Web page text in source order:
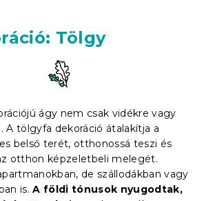
Tölgy
ágy nem csak vidékre vagy
A tölgyfa dekoráció átalakítja a
belső terét, otthonossá teszi és
otthon képzeletbeli melegét.
de szállodákban vagy
is.A földi tónusok nyugodtak,